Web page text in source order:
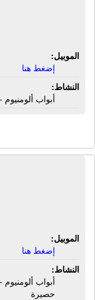
الموبيل:
إضغط هنا
النشاط:
أبواب
ورشة
- شبابيك
الموبيل:
إضغط هنا
النشاط:
أبواب
حصيرة